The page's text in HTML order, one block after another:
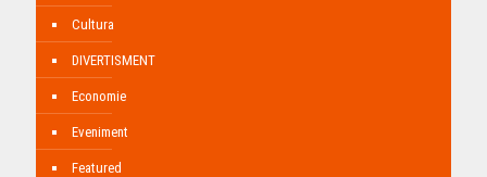
Cultura
DIVERTISMENT
Economie
Eveniment
Featured